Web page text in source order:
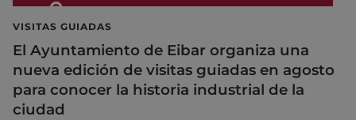
VISITAS GUIADAS
El Ayuntamiento de Eibar organiza una
nueva edición de visitas guiadas en agosto
para conocer la historia industrial de la
ciudad